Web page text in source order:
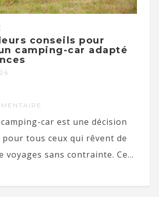
conseils pour
camping-car adapté
car est une décision
tous ceux qui rêvent de
voyages sans contrainte. Ce...